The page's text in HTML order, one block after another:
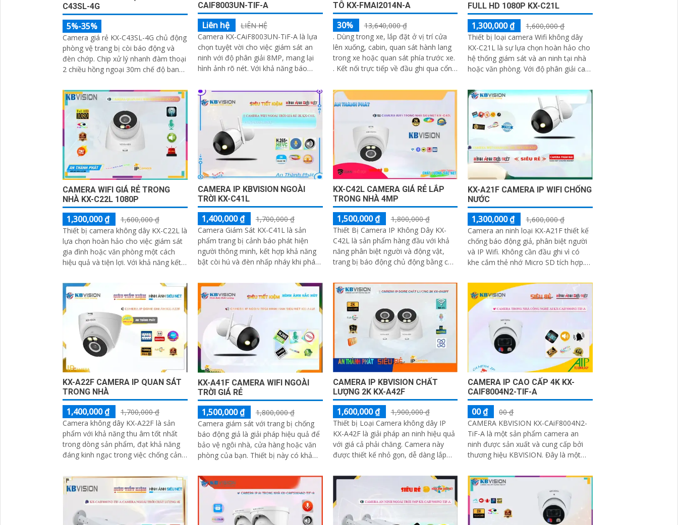
C43SL-4G
5%-35%
Camera giá rẻ KX-C43SL-4G chủ động
phòng vệ trang bị còi báo động và
đèn chớp. Chip xử lý nhanh đàm thoại
2 chiều hồng ngoại 30m chế độ ban
lượng...
CAIF8003UN-TIF-A
Liên hệ
LIÊN HỆ
Camera KX-CAiF8003UN-TiF-A là lựa
chọn tuyệt vời cho việc giám sát an
ninh với độ phân giải 8MP, mang lại
hình ảnh rõ nét. Với khả năng báo
và còi hú 110dB, camera đảm bảo
phát hiện và cảnh báo khi có xâm
nhậpThiết bị Camera Giá Rẻ Công
Nghệ POE KX-CAiF8003UN-TiF-A tích
hợp chức năng cao cấp Thu Âm Và
Loa rõ ràng để mang lại trải nghiệm
hình ảnh và âm thanh tốt nhất
TÔ KX-FMAI2014N-A
30%
13,640,000 ₫
. Dùng trong xe, lắp đặt ở vị trí cửa
lên xuống, cabin, quan sát hành lang
trong xe hoặc quan sát phía trước xe.
. Kết nối trực tiếp về đầu ghi qua cổng
FULL HD 1080P KX-C21L
1,300,000 ₫
1,600,000 ₫
Thiết bị loại camera Wifi không dây
KX-C21L là sự lựa chọn hoàn hảo cho
hệ thống giám sát và an ninh tại nhà
hoặc văn phòng. Với độ phân giải cao,
camera KX-C21L giúp bạn quan sát
mọi hoạt động một cách dễ dàng
CAMERA WIFI GIÁ RẺ TRONG
NHÀ KX-C22L 1080P
1,300,000 ₫
1,600,000 ₫
Thiết bị camera không dây KX-C22L là
lựa chọn hoàn hảo cho việc giám sát
gia đình hoặc văn phòng một cách
hiệu quả và tiện lợi. Với khả năng kết
dàng theo dõi mọi hoạt động từ xa
thông qua điện thoại di động
CAMERA IP KBVISION NGOÀI
TRỜI KX-C41L
1,400,000 ₫
1,700,000 ₫
Camera Giám Sát KX-C41L là sản
phẩm trang bị cảnh báo phát hiện
người thông minh, kết hợp khả năng
bật còi hú và đèn nhấp nháy khi phát
chip xử...
KX-C42L CAMERA GIÁ RẺ LẮP
TRONG NHÀ 4MP
1,500,000 ₫
1,800,000 ₫
Thiết Bị Camera IP Không Dây KX-
C42L là sản phẩm hàng đầu với khả
năng phân biệt người và động vật,
trang bị báo động chủ động bằng còi
Sản phẩm có độ phân giải 4
KX-A21F CAMERA IP WIFI CHỐNG
NƯỚC
1,300,000 ₫
1,600,000 ₫
Camera an ninh loại KX-A21F thiết kế
chống báo động giả, phân biệt người
và IP Wifi. Không cần đầu ghi vì có
khe cắm thẻ nhớ Micro SD tích hợp.
KX-A22F CAMERA IP QUAN SÁT
TRONG NHÀ
1,400,000 ₫
1,700,000 ₫
Camera không dây KX-A22F là sản
phẩm với khả năng thu âm tốt nhất
trong dòng sản phẩm, đạt khả năng
đáng kinh ngạc trong việc chống cảnh
detection)...
KX-A41F CAMERA WIFI NGOÀI
TRỜI GIÁ RẺ
1,500,000 ₫
1,800,000 ₫
Camera giám sát với trang bị chống
báo động giả là giải pháp hiệu quả để
bảo vệ ngôi nhà, cửa hàng hoặc văn
phòng của bạn. Thiết bị này có khả
CAMERA IP KBVISION CHẤT
LƯỢNG 2K KX-A42F
1,600,000 ₫
1,900,000 ₫
Thiết bị Loại Camera không dây IP
KX-A42F là giải pháp an ninh hiệu quả
với giá cả phải chăng. Camera này
được thiết kế nhỏ gọn, dễ dàng lắp
CAMERA IP CAO CẤP 4K KX-
CAIF8004N2-TIF-A
00 ₫
00 ₫
CAMERA KBVISION KX-CAiF8004N2-
TiF-A là một sản phẩm camera an
ninh được sản xuất và cung cấp bởi
thương hiệu KBVISION. Đây là một
đến 8